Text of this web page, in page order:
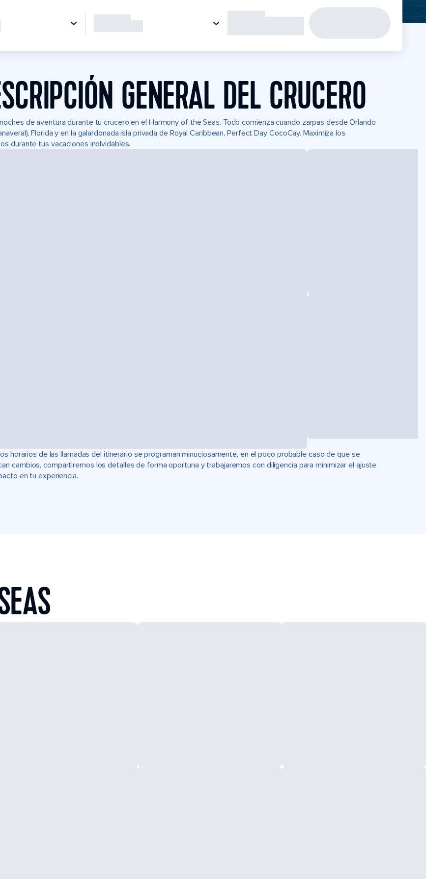
GENERAL DEL CRUCERO
de aventura durante tu crucero en el Harmony of the Seas. Todo comienza cuando zarpas desde Orlando
Florida y en la galardonada isla privada de Royal Caribbean, Perfect Day CocoCay. Maximiza los
durante tus vacaciones inolvidables.
horarios de las llamadas del itinerario se programan minuciosamente, en el poco probable caso de que se
cambios, compartiremos los detalles de forma oportuna y trabajaremos con diligencia para minimizar el ajuste
en tu experiencia.